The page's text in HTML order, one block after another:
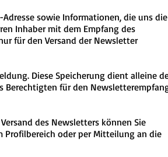
sowie Informationen, die uns die
Inhaber mit dem Empfang des
für den Versand der Newsletter
Diese Speicherung dient alleine
Berechtigten für den
des Newsletters können Sie
Profilbereich oder per Mitteilung an die